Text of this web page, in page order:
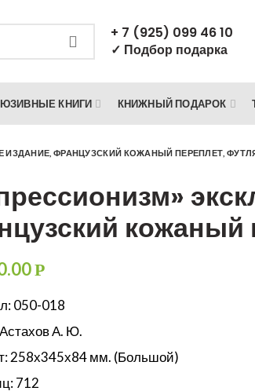
+ 7 (925) 099 46 10
✓ Подбор подарка
КНИГИ КНИЖНЫЙ ПОДАРОК
ФРАНЦУЗСКИЙ КОЖАНЫЙ ПЕРЕПЛЕТ,
кожаный
Р
050-018
А. Ю.
258х345х84 мм. (Большой)
712